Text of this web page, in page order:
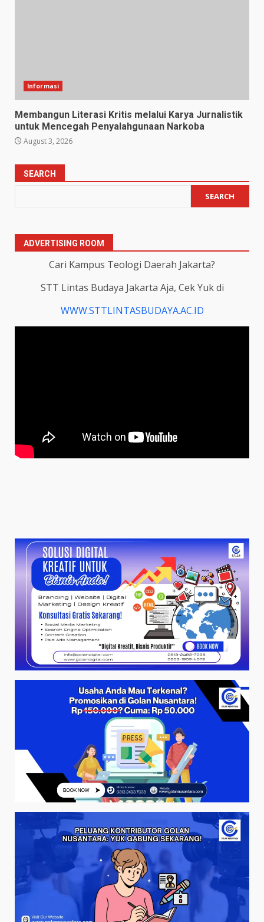
Informasi
Membangun Literasi Kritis melalui Karya Jurnalistik
untuk Mencegah Penyalahgunaan Narkoba
August 3, 2026
SEARCH
SEARCH
ADVERTISING ROOM
Cari Kampus Teologi Daerah Jakarta?
STT Lintas Budaya Jakarta Aja, Cek Yuk di
WWW.STTLINTASBUDAYA.AC.ID